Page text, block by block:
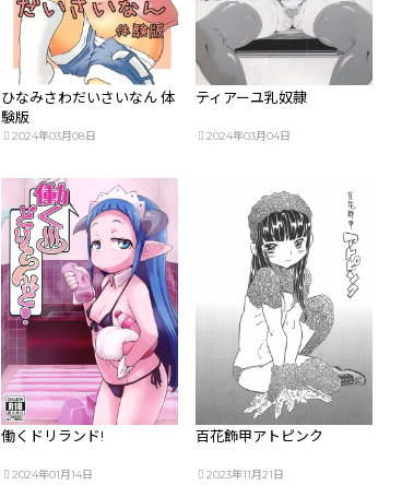
ひなみさわだいさいなん 体
験版
2024年03月08日
ティアーユ乳奴隷
2024年03月04日
働くドリランド!
2024年01月14日
百花飾甲アトピンク
2023年11月21日